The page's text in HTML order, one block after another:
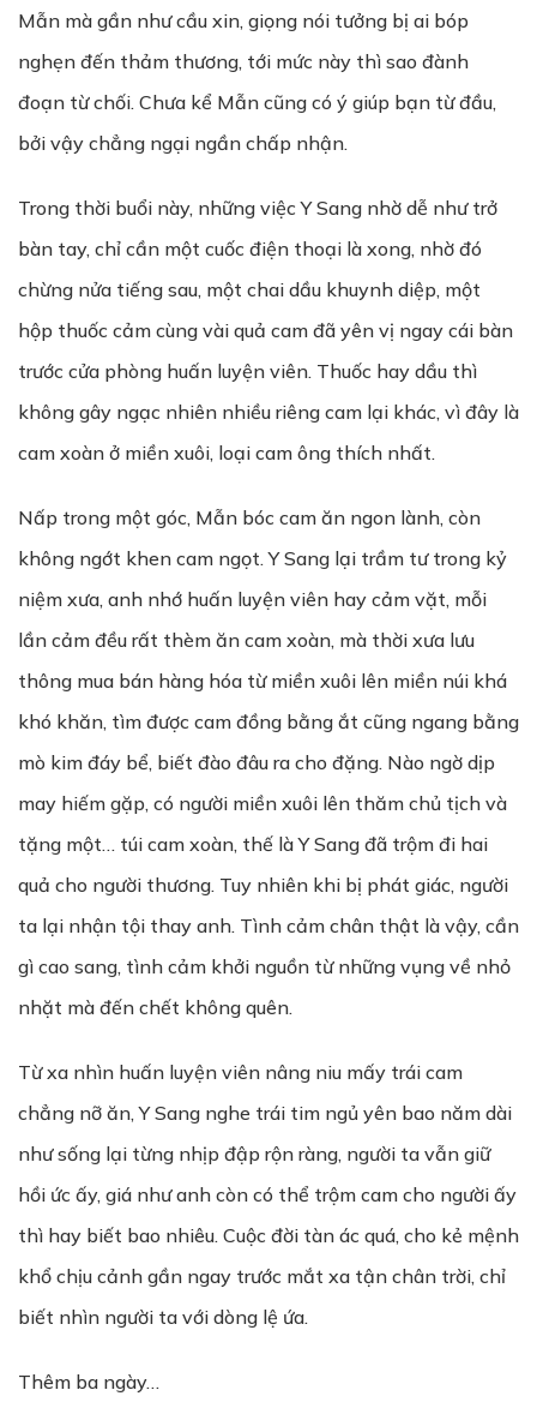
Mẫn mà gần như cầu xin, giọng nói tưởng bị ai bóp
nghẹn đến thảm thương, tới mức này thì sao đành
đoạn từ chối. Chưa kể Mẫn cũng có ý giúp bạn từ đầu,
bởi vậy chẳng ngại ngần chấp nhận.
Trong thời buổi này, những việc Y Sang nhờ dễ như trở
bàn tay, chỉ cần một cuốc điện thoại là xong, nhờ đó
chừng nửa tiếng sau, một chai dầu khuynh diệp, một
hộp thuốc cảm cùng vài quả cam đã yên vị ngay cái bàn
trước cửa phòng huấn luyện viên. Thuốc hay dầu thì
không gây ngạc nhiên nhiều riêng cam lại khác, vì đây là
cam xoàn ở miền xuôi, loại cam ông thích nhất.
Nấp trong một góc, Mẫn bóc cam ăn ngon lành, còn
không ngớt khen cam ngọt. Y Sang lại trầm tư trong kỷ
niệm xưa, anh nhớ huấn luyện viên hay cảm vặt, mỗi
lần cảm đều rất thèm ăn cam xoàn, mà thời xưa lưu
thông mua bán hàng hóa từ miền xuôi lên miền núi khá
khó khăn, tìm được cam đồng bằng ắt cũng ngang bằng
mò kim đáy bể, biết đào đâu ra cho đặng. Nào ngờ dịp
may hiếm gặp, có người miền xuôi lên thăm chủ tịch và
tặng một… túi cam xoàn, thế là Y Sang đã trộm đi hai
quả cho người thương. Tuy nhiên khi bị phát giác, người
ta lại nhận tội thay anh. Tình cảm chân thật là vậy, cần
gì cao sang, tình cảm khởi nguồn từ những vụng về nhỏ
nhặt mà đến chết không quên.
Từ xa nhìn huấn luyện viên nâng niu mấy trái cam
chẳng nỡ ăn, Y Sang nghe trái tim ngủ yên bao năm dài
như sống lại từng nhịp đập rộn ràng, người ta vẫn giữ
hồi ức ấy, giá như anh còn có thể trộm cam cho người ấy
thì hay biết bao nhiêu. Cuộc đời tàn ác quá, cho kẻ mệnh
khổ chịu cảnh gần ngay trước mắt xa tận chân trời, chỉ
biết nhìn người ta với dòng lệ ứa.
Thêm ba ngày…